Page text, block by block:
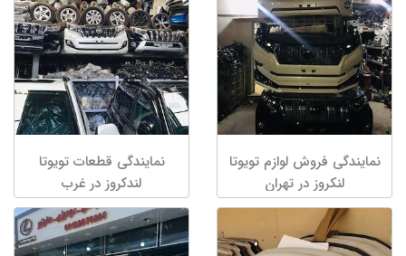
نمایندگی فروش لوازم تویوتا
لنکروز در تهران
نمایندگی قطعات تویوتا
لندکروز در غرب